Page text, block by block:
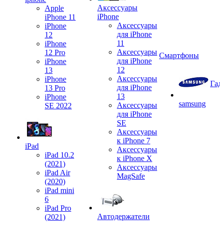
Apple
iPhone 11
iPhone
12
iPhone
12 Pro
iPhone
13
iPhone
13 Pro
iPhone
SE 2022
iPad
iPad 10.2
(2021)
iPad Air
(2020)
iPad mini
6
iPad Pro
(2021)
Аксессуары
iPhone
Аксессуары
для iPhone
11
Аксессуары
для iPhone
12
Аксессуары
для iPhone
13
Аксессуары
для iPhone
SE
Аксессуары
к iPhone 7
Аксессуары
к iPhone X
Аксессуары
MagSafe
Автодержатели
Смартфоны
samsung